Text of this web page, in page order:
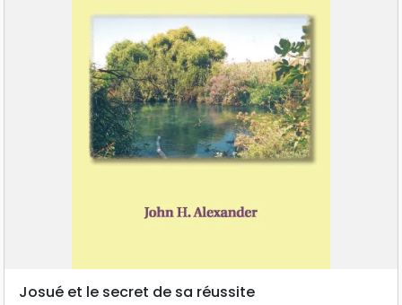
Josué et le secret de sa réussite